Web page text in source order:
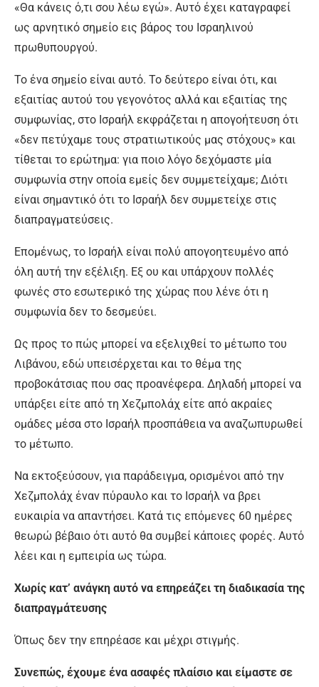
«Θα κάνεις ό,τι σου λέω εγώ». Αυτό έχει καταγραφεί
ως αρνητικό σημείο εις βάρος του Ισραηλινού
πρωθυπουργού.
Το ένα σημείο είναι αυτό. Το δεύτερο είναι ότι, και
εξαιτίας αυτού του γεγονότος αλλά και εξαιτίας της
συμφωνίας, στο Ισραήλ εκφράζεται η απογοήτευση ότι
«δεν πετύχαμε τους στρατιωτικούς μας στόχους» και
τίθεται το ερώτημα: για ποιο λόγο δεχόμαστε μία
συμφωνία στην οποία εμείς δεν συμμετείχαμε; Διότι
είναι σημαντικό ότι το Ισραήλ δεν συμμετείχε στις
διαπραγματεύσεις.
Επομένως, το Ισραήλ είναι πολύ απογοητευμένο από
όλη αυτή την εξέλιξη. Εξ ου και υπάρχουν πολλές
φωνές στο εσωτερικό της χώρας που λένε ότι η
συμφωνία δεν το δεσμεύει.
Ως προς το πώς μπορεί να εξελιχθεί το μέτωπο του
Λιβάνου, εδώ υπεισέρχεται και το θέμα της
προβοκάτσιας που σας προανέφερα. Δηλαδή μπορεί να
υπάρξει είτε από τη Χεζμπολάχ είτε από ακραίες
ομάδες μέσα στο Ισραήλ προσπάθεια να αναζωπυρωθεί
το μέτωπο.
Να εκτοξεύσουν, για παράδειγμα, ορισμένοι από την
Χεζμπολάχ έναν πύραυλο και το Ισραήλ να βρει
ευκαιρία να απαντήσει. Κατά τις επόμενες 60 ημέρες
θεωρώ βέβαιο ότι αυτό θα συμβεί κάποιες φορές. Αυτό
λέει και η εμπειρία ως τώρα.
Χωρίς κατ’ ανάγκη αυτό να επηρεάζει τη διαδικασία της
διαπραγμάτευσης
Όπως δεν την επηρέασε και μέχρι στιγμής.
Συνεπώς, έχουμε ένα ασαφές πλαίσιο και είμαστε σε